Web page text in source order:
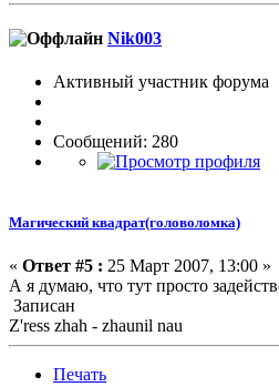
Nik003
Активный участник форума
Сообщений: 280
Магический квадрат(головоломка)
« Ответ #5 : 25 Март 2007, 13:00 »
А я думаю, что тут просто
Записан
Z'ress zhah - zhaunil nau
Печать